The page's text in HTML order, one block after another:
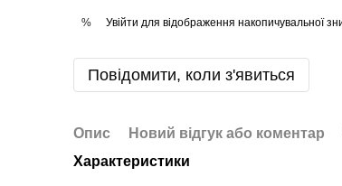
% Увійти для відображення накопичувальної
Повідомити, коли з'явиться
Опис Новий відгук або коментар
Характеристики